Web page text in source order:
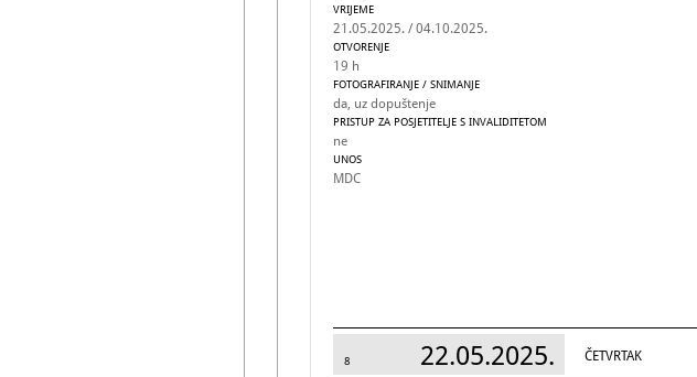
VRIJEME
21.05.2025. / 04.10.2025.
OTVORENJE
19 h
FOTOGRAFIRANJE / SNIMANJE
da, uz dopuštenje
PRISTUP ZA POSJETITELJE S INVALIDITETOM
ne
UNOS
MDC
8 22.05.2025. ČETVRTAK